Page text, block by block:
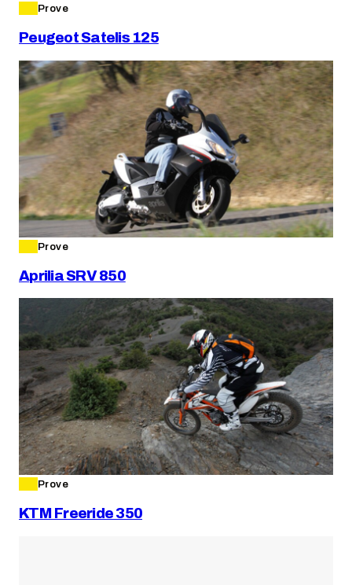
Prove
Peugeot Satelis 125
Prove
Aprilia SRV 850
Prove
KTM Freeride 350